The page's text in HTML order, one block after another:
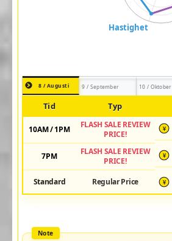
8 / Augusti 9 / September 10 / Oktober
Tid Typ
10AM / 1PM
FLASH SALE REVIEW
PRICE!
¥
7PM
FLASH SALE REVIEW
PRICE!
¥
Standard Regular Price ¥